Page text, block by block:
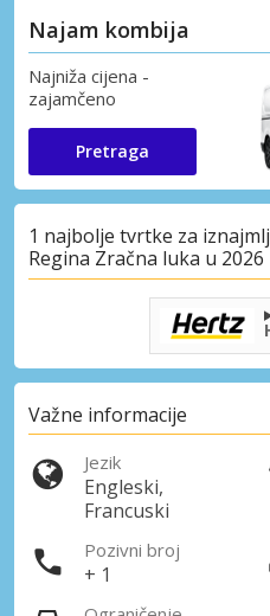
Najam kombija
Najniža cijena -
zajamčeno
Pretraga
1 najbolje tvrtke za
Regina Zračna luka u 2026
Važne informacije
Jezik
Engleski,
Francuski
Pozivni broj
+ 1